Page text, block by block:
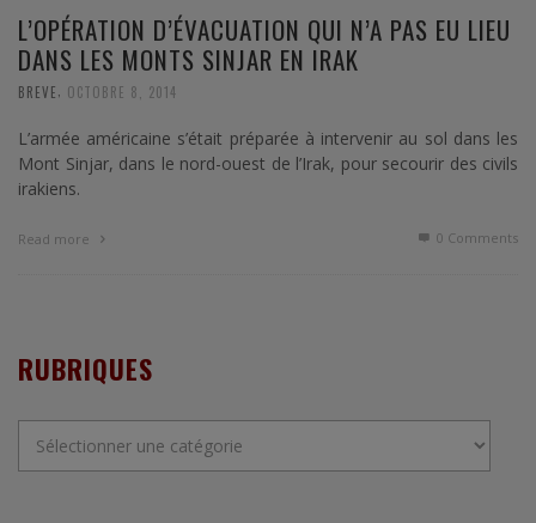
L’OPÉRATION D’ÉVACUATION QUI N’A PAS EU LIEU
DANS LES MONTS SINJAR EN IRAK
BREVE OCTOBRE 8, 2014
L’armée américaine s’était préparée à intervenir au sol dans les
Mont Sinjar, dans le nord-ouest de l’Irak, pour secourir des civils
irakiens.
Read more 0 Comments
RUBRIQUES